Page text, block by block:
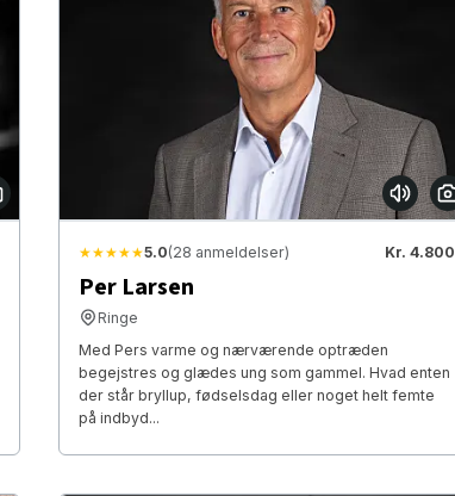
★★★★★5.0(28 anmeldelser) Kr. 4.800
Per Larsen
Ringe
Med Pers varme og nærværende optræden
begejstres og glædes ung som gammel. Hvad enten
der står bryllup, fødselsdag eller noget helt femte
på indbyd...